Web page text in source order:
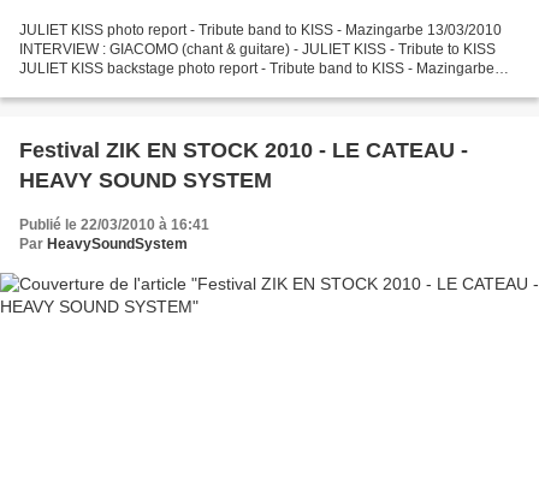
JULIET KISS photo report - Tribute band to KISS - Mazingarbe 13/03/2010
INTERVIEW : GIACOMO (chant & guitare) - JULIET KISS - Tribute to KISS
JULIET KISS backstage photo report - Tribute band to KISS - Mazingarbe
Festival ZIK EN STOCK 2010 - LE CATEAU -
HEAVY SOUND SYSTEM
Publié le 22/03/2010 à 16:41
Par HeavySoundSystem